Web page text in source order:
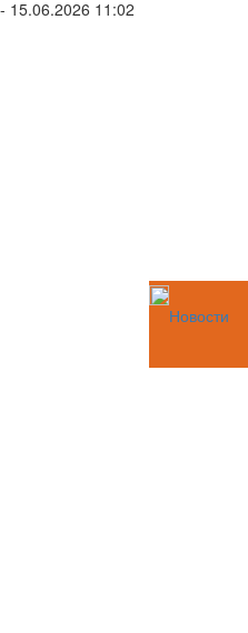
- 15.06.2026 11:02
Новости